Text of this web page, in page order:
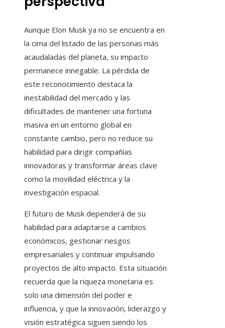
Aunque Elon Musk ya no se encuentra en
la cima del listado de las personas más
acaudaladas del planeta, su impacto
permanece innegable. La pérdida de
este reconocimiento destaca la
inestabilidad del mercado y las
dificultades de mantener una fortuna
masiva en un entorno global en
constante cambio, pero no reduce su
habilidad para dirigir compañías
innovadoras y transformar áreas clave
como la movilidad eléctrica y la
investigación espacial.
El futuro de Musk dependerá de su
habilidad para adaptarse a cambios
económicos, gestionar riesgos
empresariales y continuar impulsando
proyectos de alto impacto. Esta situación
recuerda que la riqueza monetaria es
solo una dimensión del poder e
influencia, y que la innovación, liderazgo y
visión estratégica siguen siendo los